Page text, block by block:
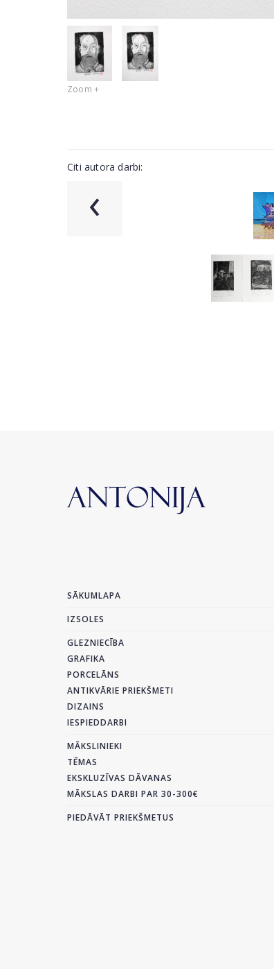
Zoom +
Citi autora darbi:
‹
SĀKUMLAPA
IZSOLES
GLEZNIECĪBA
GRAFIKA
PORCELĀNS
ANTIKVĀRIE PRIEKŠMETI
DIZAINS
IESPIEDDARBI
MĀKSLINIEKI
TĒMAS
EKSKLUZĪVAS DĀVANAS
MĀKSLAS DARBI PAR 30-300€
PIEDĀVĀT PRIEKŠMETUS